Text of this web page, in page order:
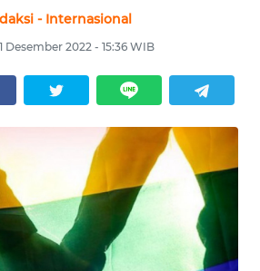
- Internasional
Desember 2022 - 15:36 WIB